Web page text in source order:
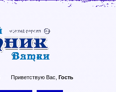
Приветствую Вас Гость